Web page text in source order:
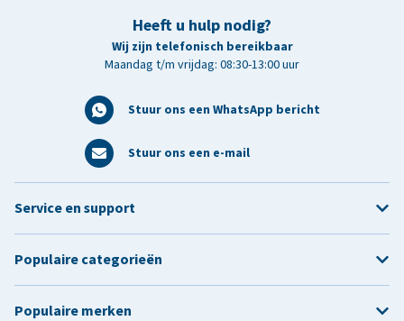
Heeft u hulp nodig?
Wij zijn telefonisch bereikbaar
Maandag t/m vrijdag: 08:30-13:00 uur
Stuur ons een WhatsApp bericht
Stuur ons een e-mail
Service en support
Populaire categorieën
Populaire merken